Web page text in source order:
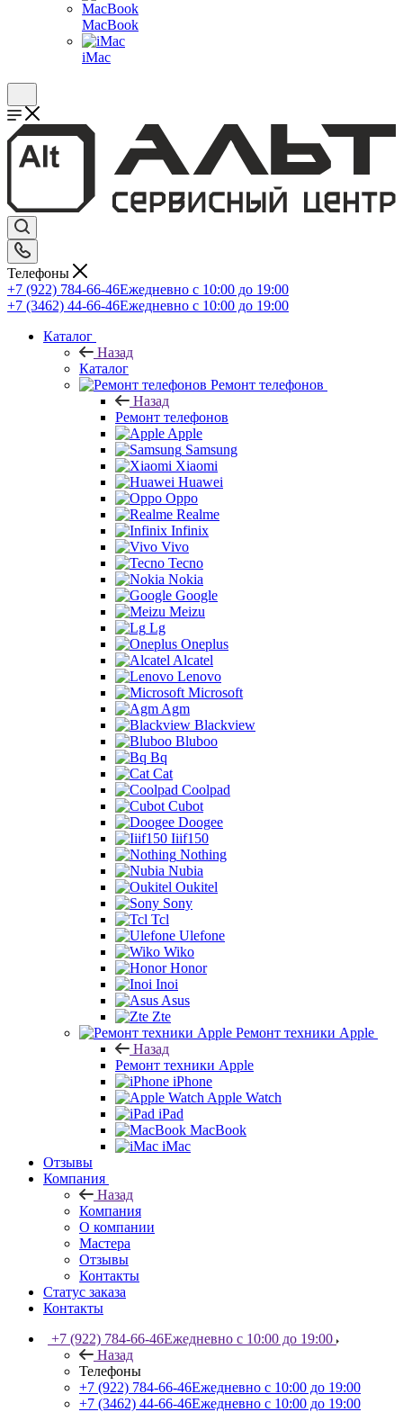
MacBook
iMac
Телефоны
+7 (922) 784-66-46Ежедневно с 10:00 до 19:00
+7 (3462) 44-66-46Ежедневно с 10:00 до 19:00
Каталог
Назад
Каталог
Ремонт телефонов
Назад
Ремонт телефонов
Apple
Samsung
Xiaomi
Huawei
Oppo
Realme
Infinix
Vivo
Tecno
Nokia
Google
Meizu
Lg
Oneplus
Alcatel
Lenovo
Microsoft
Agm
Blackview
Bluboo
Bq
Cat
Coolpad
Cubot
Doogee
Iiif150
Nothing
Nubia
Oukitel
Sony
Tcl
Ulefone
Wiko
Honor
Inoi
Asus
Zte
Ремонт техники Apple
Назад
Ремонт техники Apple
iPhone
Apple Watch
iPad
MacBook
iMac
Отзывы
Компания
Назад
Компания
О компании
Мастера
Отзывы
Контакты
Статус заказа
Контакты
+7 (922) 784-66-46Ежедневно с 10:00 до 19:00
Назад
Телефоны
+7 (922) 784-66-46Ежедневно с 10:00 до 19:00
+7 (3462) 44-66-46Ежедневно с 10:00 до 19:00